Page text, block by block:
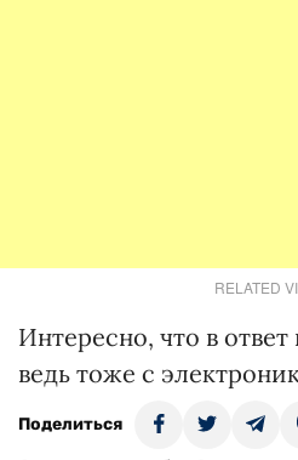
RELATED
Интересно, что в
ведь тоже с
Поделиться